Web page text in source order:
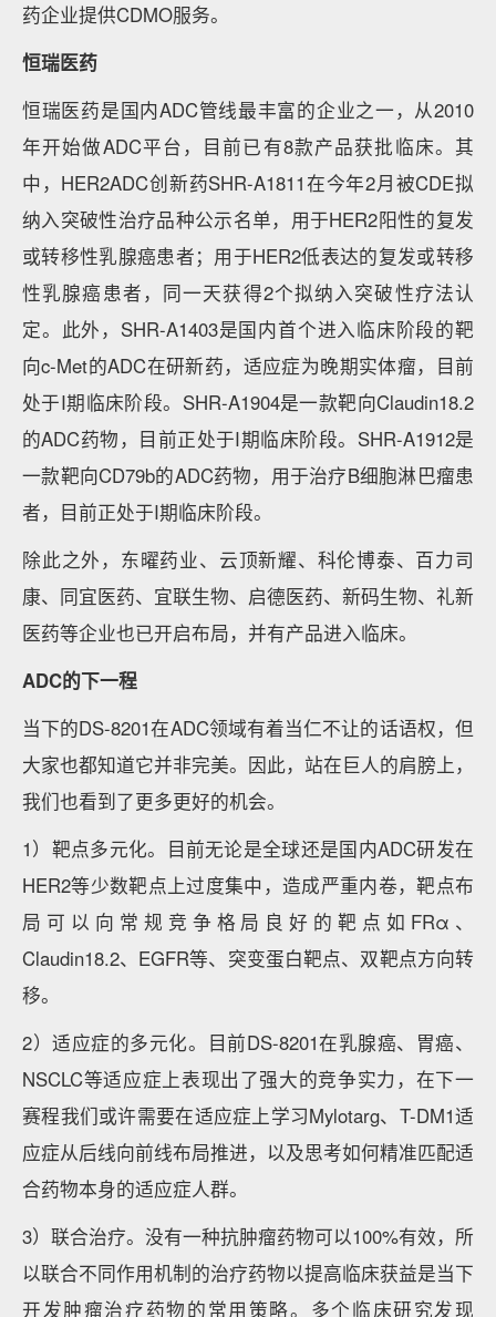
药企业提供CDMO服务。
恒瑞医药
恒瑞医药是国内ADC管线最丰富的企业之一，从2010
年开始做ADC平台，目前已有8款产品获批临床。其
中，HER2ADC创新药SHR-A1811在今年2月被CDE拟
纳入突破性治疗品种公示名单，用于HER2阳性的复发
或转移性乳腺癌患者；用于HER2低表达的复发或转移
性乳腺癌患者，同一天获得2个拟纳入突破性疗法认
定。此外，SHR-A1403是国内首个进入临床阶段的靶
向c-Met的ADC在研新药，适应症为晚期实体瘤，目前
处于I期临床阶段。SHR-A1904是一款靶向Claudin18.2
的ADC药物，目前正处于I期临床阶段。SHR-A1912是
一款靶向CD79b的ADC药物，用于治疗B细胞淋巴瘤患
者，目前正处于I期临床阶段。
除此之外，东曜药业、云顶新耀、科伦博泰、百力司
康、同宜医药、宜联生物、启德医药、新码生物、礼新
医药等企业也已开启布局，并有产品进入临床。
ADC的下一程
当下的DS-8201在ADC领域有着当仁不让的话语权，但
大家也都知道它并非完美。因此，站在巨人的肩膀上，
我们也看到了更多更好的机会。
1）靶点多元化。目前无论是全球还是国内ADC研发在
HER2等少数靶点上过度集中，造成严重内卷，靶点布
局可以向常规竞争格局良好的靶点如FRα、
Claudin18.2、EGFR等、突变蛋白靶点、双靶点方向转
移。
2）适应症的多元化。目前DS-8201在乳腺癌、胃癌、
NSCLC等适应症上表现出了强大的竞争实力，在下一
赛程我们或许需要在适应症上学习Mylotarg、T-DM1适
应症从后线向前线布局推进，以及思考如何精准匹配适
合药物本身的适应症人群。
3）联合治疗。没有一种抗肿瘤药物可以100%有效，所
以联合不同作用机制的治疗药物以提高临床获益是当下
开发肿瘤治疗药物的常用策略。多个临床研究发现